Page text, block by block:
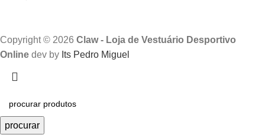
Copyright © 2026 Claw - Loja de Vestuário Desportivo
Online dev by Its Pedro Miguel
procurar